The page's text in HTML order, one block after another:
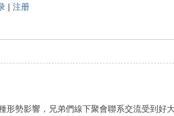
|注册
勢影響，兄弟們線下聚會聯系交流受到好